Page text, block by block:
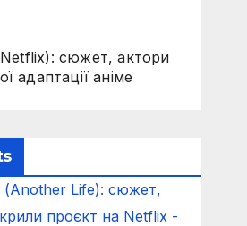
сюжет, актори
адаптації аніме
(Another Life): сюжет,
проєкт на Netflix -